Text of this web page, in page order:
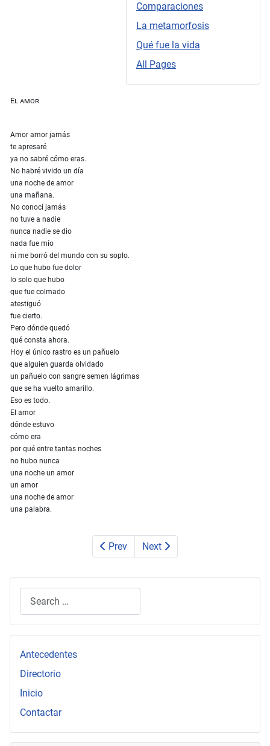
Comparaciones
La metamorfosis
Qué fue la vida
All Pages
El amor
Amor amor jamás
te apresaré
ya no sabré cómo eras.
No habré vivido un día
una noche de amor
una mañana.
No conocí jamás
no tuve a nadie
nunca nadie se dio
nada fue mío
ni me borró del mundo con su soplo.
Lo que hubo fue dolor
lo solo que hubo
que fue colmado
atestiguó
fue cierto.
Pero dónde quedó
qué consta ahora.
Hoy el único rastro es un pañuelo
que alguien guarda olvidado
un pañuelo con sangre semen lágrimas
que se ha vuelto amarillo.
Eso es todo.
El amor
dónde estuvo
cómo era
por qué entre tantas noches
no hubo nunca
una noche un amor
un amor
una noche de amor
una palabra.
Prev Next
Antecedentes
Directorio
Inicio
Contactar